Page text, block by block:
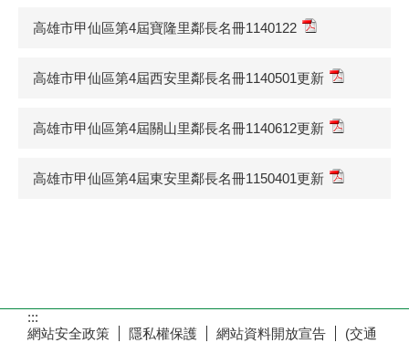
高雄市甲仙區第4屆寶隆里鄰長名冊1140122
高雄市甲仙區第4屆西安里鄰長名冊1140501更新
高雄市甲仙區第4屆關山里鄰長名冊1140612更新
高雄市甲仙區第4屆東安里鄰長名冊1150401更新
:::
網站安全政策
隱私權保護 網站資料開放宣告
(交通